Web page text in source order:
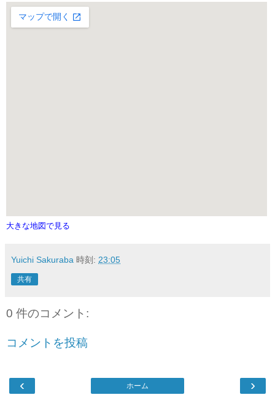
大きな地図で見る
Yuichi Sakuraba 時刻: 23:05
共有
0 件のコメント:
コメントを投稿
‹ ›
ホーム